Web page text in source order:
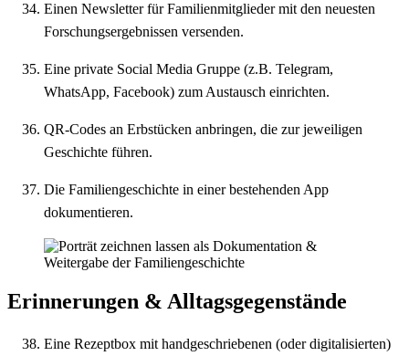
Einen Newsletter für Familienmitglieder mit den neuesten
Forschungsergebnissen versenden.
Eine private Social Media Gruppe (z.B. Telegram,
WhatsApp, Facebook) zum Austausch einrichten.
QR-Codes an Erbstücken anbringen, die zur jeweiligen
Geschichte führen.
Die Familiengeschichte in einer bestehenden App
dokumentieren.
Erinnerungen & Alltagsgegenstände
Eine Rezeptbox mit handgeschriebenen (oder digitalisierten)